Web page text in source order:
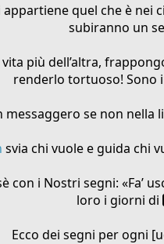
appartiene quel che è nei
subiranno un
più dell’altra,
renderlo tortuoso! Sono
messaggero se non
svia chi vuole e guida chi
con i Nostri segni: «Fa’
loro i giorni di
Ecco dei segni per ogni